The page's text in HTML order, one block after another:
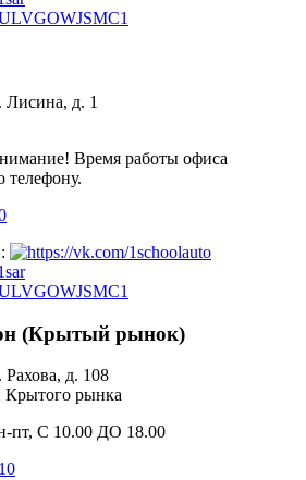
Лисина, д. 1
Время работы офиса
телефону.
(Крытый рынок)
Рахова, д. 108
Крытого рынка
пт, С 10.00 ДО 18.00